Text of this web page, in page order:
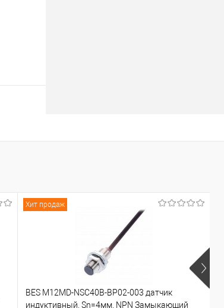
Хит продаж
BES M12MD-NSC40B-BP02-003 датчик
индуктивный, Sn=4мм, NPN Замыкающий